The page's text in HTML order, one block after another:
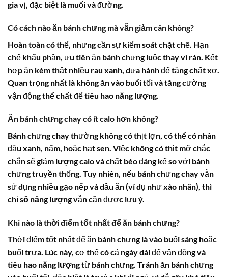
gia vị, đặc biệt là muối và đường.
Có cách nào ăn bánh chưng mà vẫn giảm cân không?
Hoàn toàn có thể, nhưng cần sự kiểm soát chặt chẽ. Hạn
chế khẩu phần, ưu tiên ăn bánh chưng luộc thay vì rán. Kết
hợp ăn kèm thật nhiều rau xanh, dưa hành để tăng chất xơ.
Quan trọng nhất là không ăn vào buổi tối và tăng cường
vận động thể chất để tiêu hao năng lượng.
Ăn bánh chưng chay có ít calo hơn không?
Bánh chưng chay thường không có thịt lợn, có thể có nhân
đậu xanh, nấm, hoặc hạt sen. Việc không có thịt mỡ chắc
chắn sẽ giảm lượng calovà chất béo đáng kể so với bánh
chưng truyền thống. Tuy nhiên, nếu bánh chưng chay vẫn
sử dụng nhiều gạo nếp và dầu ăn (ví dụ như xào nhân), thì
chỉ số năng lượngvẫn cần được lưu ý.
Khi nào là thời điểm tốt nhất để ăn bánh chưng?
Thời điểm tốt nhất để ăn bánh chưng là vào buổi sáng hoặc
buổi trưa. Lúc này, cơ thể có cả ngày dài để vận động và
tiêu hao năng lượngtừ bánh chưng. Tránh ăn bánh chưng